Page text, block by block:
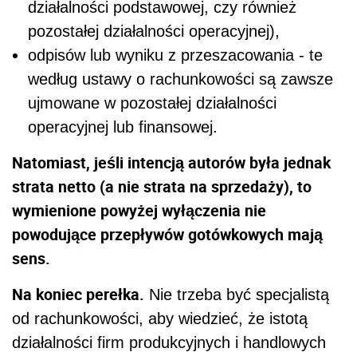
działalności podstawowej, czy również
pozostałej działalności operacyjnej),
odpisów lub wyniku z przeszacowania - te
według ustawy o rachunkowości są zawsze
ujmowane w pozostałej działalności
operacyjnej lub finansowej.
Natomiast, jeśli intencją autorów była jednak
strata netto (a nie strata na sprzedaży), to
wymienione powyżej wyłączenia nie
powodujące przepływów gotówkowych mają
sens.
Na koniec perełka. Nie trzeba być specjalistą
od rachunkowości, aby wiedzieć, że istotą
działalności firm produkcyjnych i handlowych